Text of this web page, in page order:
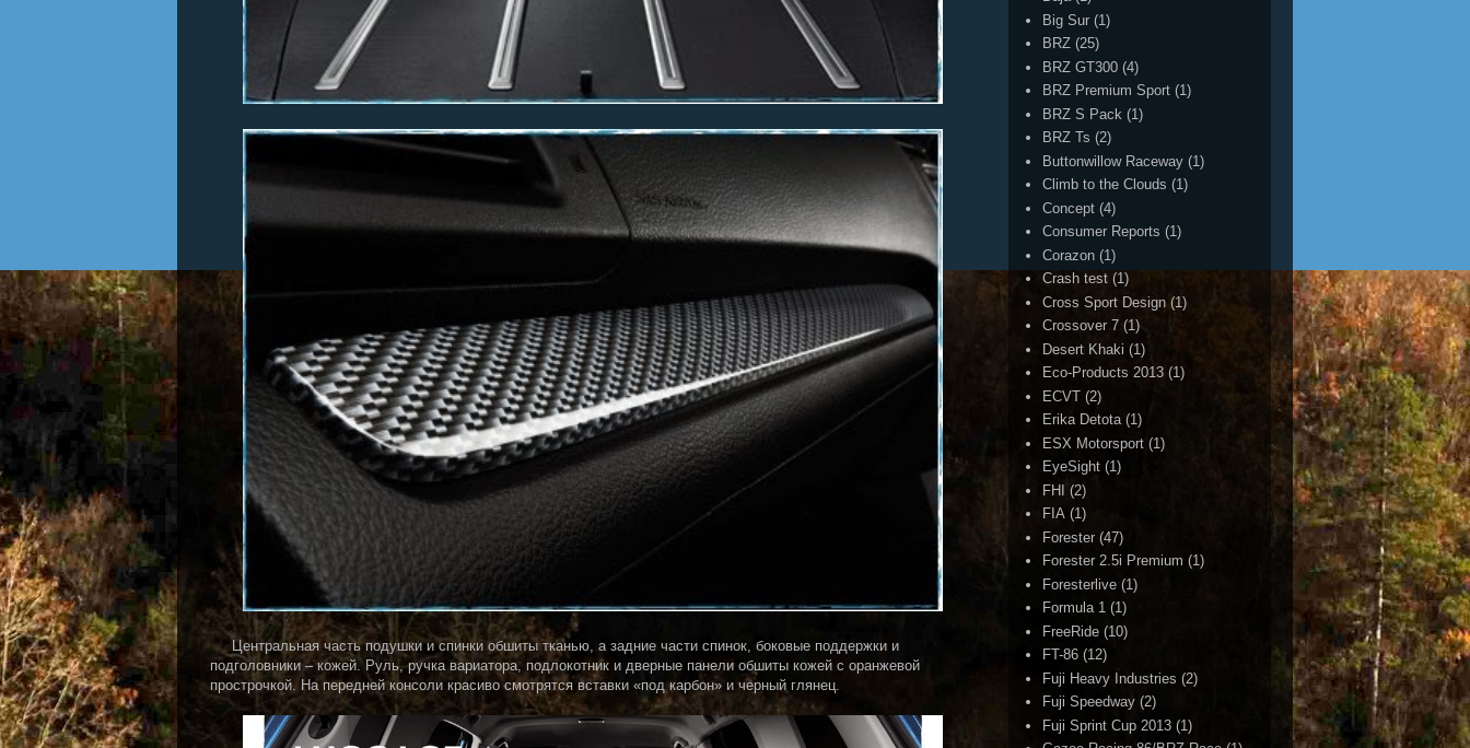
Центральная часть подушки и спинки обшиты тканью, а задние части спинок, боковые поддержки и
подголовники – кожей. Руль, ручка вариатора, подлокотник и дверные панели обшиты кожей с оранжевой
прострочкой. На передней консоли красиво смотрятся вставки «под карбон» и черный глянец.
Big Sur (1)
BRZ (25)
BRZ GT300 (4)
BRZ Premium Sport (1)
BRZ S Pack (1)
BRZ Ts (2)
Buttonwillow Raceway (1)
Climb to the Clouds (1)
Concept (4)
Consumer Reports (1)
Corazon (1)
Crash test (1)
Cross Sport Design (1)
Crossover 7 (1)
Desert Khaki (1)
Eco-Products 2013 (1)
ECVT (2)
Erika Detota (1)
ESX Motorsport (1)
EyeSight (1)
FHI
(2)
FIA (1)
Forester (47)
Forester 2.5i Premium (1)
Foresterlive (1)
Formula 1 (1)
FreeRide (10)
FT-86 (12)
Fuji Heavy Industries (2)
Fuji Speedway (2)
Fuji Sprint Cup 2013 (1)